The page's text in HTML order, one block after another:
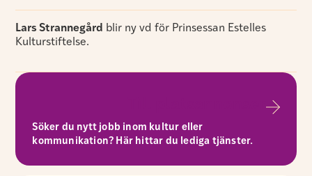
Lars Strannegård blir ny vd för Prinsessan Estelles
Kulturstiftelse.
Söker du nytt jobb inom kultur eller
kommunikation? Här hittar du lediga tjänster.